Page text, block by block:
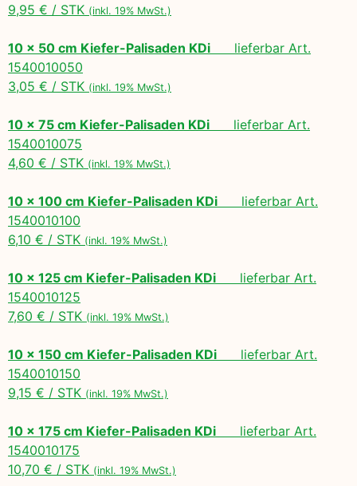
9,95 € / STK (inkl. 19% MwSt.)
10 x 50 cm Kiefer-Palisaden KDi lieferbar Art.
1540010050
3,05 € / STK (inkl. 19% MwSt.)
10 x 75 cm Kiefer-Palisaden KDi lieferbar Art.
1540010075
4,60 € / STK (inkl. 19% MwSt.)
10 x 100 cm Kiefer-Palisaden KDi lieferbar Art.
1540010100
6,10 € / STK (inkl. 19% MwSt.)
10 x 125 cm Kiefer-Palisaden KDi lieferbar Art.
1540010125
7,60 € / STK (inkl. 19% MwSt.)
10 x 150 cm Kiefer-Palisaden KDi lieferbar Art.
1540010150
9,15 € / STK (inkl. 19% MwSt.)
10 x 175 cm Kiefer-Palisaden KDi lieferbar Art.
1540010175
10,70 € / STK (inkl. 19% MwSt.)